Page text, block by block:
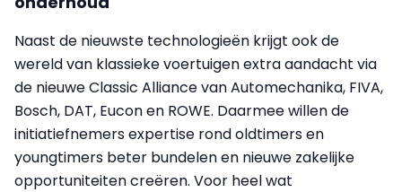
Naast de nieuwste technologieën krijgt ook de
wereld van klassieke voertuigen extra aandacht via
de nieuwe Classic Alliance van Automechanika, FIVA,
Bosch, DAT, Eucon en ROWE. Daarmee willen de
initiatiefnemers expertise rond oldtimers en
youngtimers beter bundelen en nieuwe zakelijke
opportuniteiten creëren. Voor heel wat